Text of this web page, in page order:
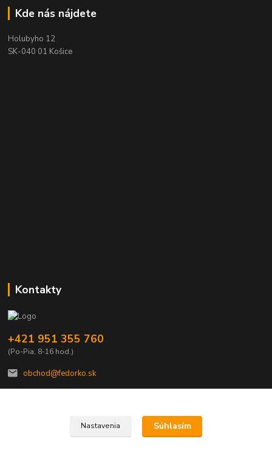
Kde nás nájdete
Holubyho 12
SK-040 01 Košice
Kontakty
+421 951 355 760
(Po-Pia, 8-16 hod.)
obchod@fedorko.sk
Nastavenia Súhlasím